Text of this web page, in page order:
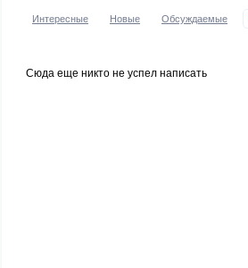
Интересные Новые Обсуждаемые
Сюда еще никто не успел написать